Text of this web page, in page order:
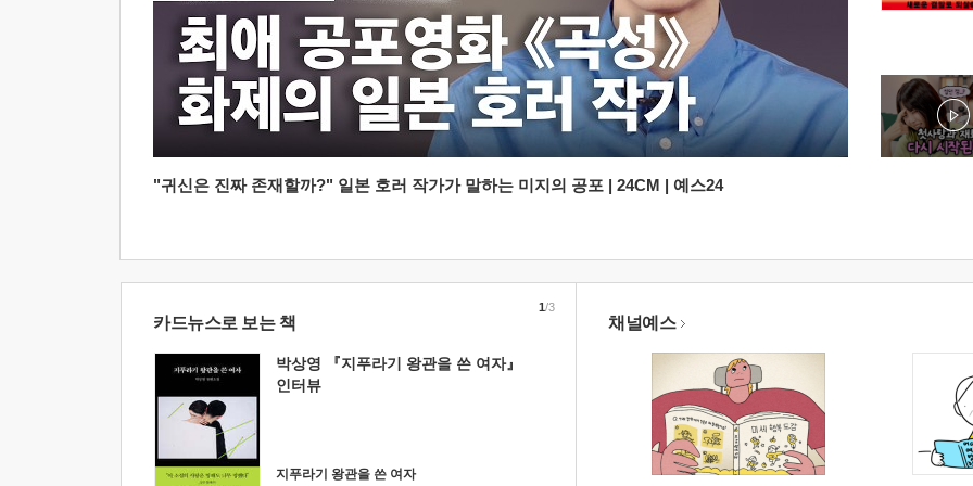
"귀신은 진짜 존재할까?" 일본 호러 작가가 말하는 미지의 공포 | 24CM | 예스24
카드뉴스로 보는 책
박상영 『지푸라기 왕관을 쓴 여자』
인터뷰
지푸라기 왕관을 쓴 여자
1/3
채널예스